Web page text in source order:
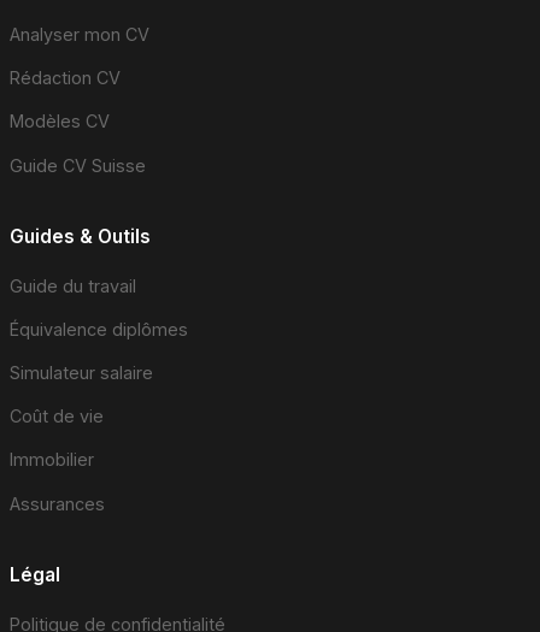
Analyser mon CV
Rédaction CV
Modèles CV
Guide CV Suisse
Guides & Outils
Guide du travail
Équivalence diplômes
Simulateur salaire
Coût de vie
Immobilier
Assurances
Légal
Politique de confidentialité